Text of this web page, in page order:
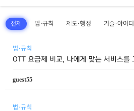
전체 법·규칙 제도·행정 기술·아이
법·규칙
OTT 요금제 비교, 나에게 맞는 서비스를
guest55
법·규칙